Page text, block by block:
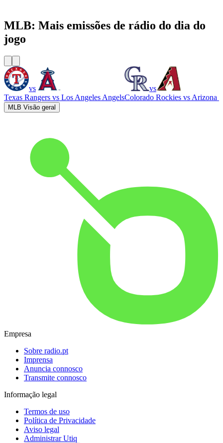
MLB: Mais emissões de rádio do dia do
jogo
vs
Texas Rangers vs Los Angeles Angels
vs
Colorado Rockies vs Arizona
MLB Visão geral
Empresa
Sobre radio.pt
Imprensa
Anuncia connosco
Transmite connosco
Informação legal
Termos de uso
Política de Privacidade
Aviso legal
Administrar Utiq